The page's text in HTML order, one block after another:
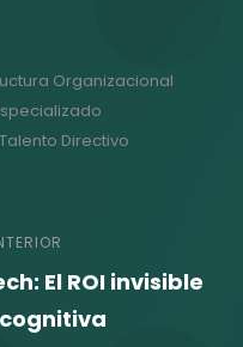
Organizacional
Talento Directivo
El ROI invisible